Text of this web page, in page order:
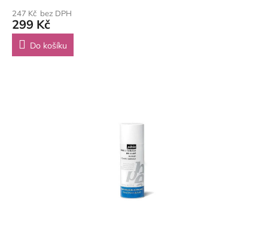
247 Kč bez DPH
299 Kč
Do košíku